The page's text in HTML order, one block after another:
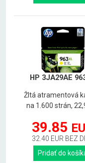
HP 3JA29AE
Žltá atramentová
na 1.600 strán,
39.85
32.40 EUR BEZ
Pridať do